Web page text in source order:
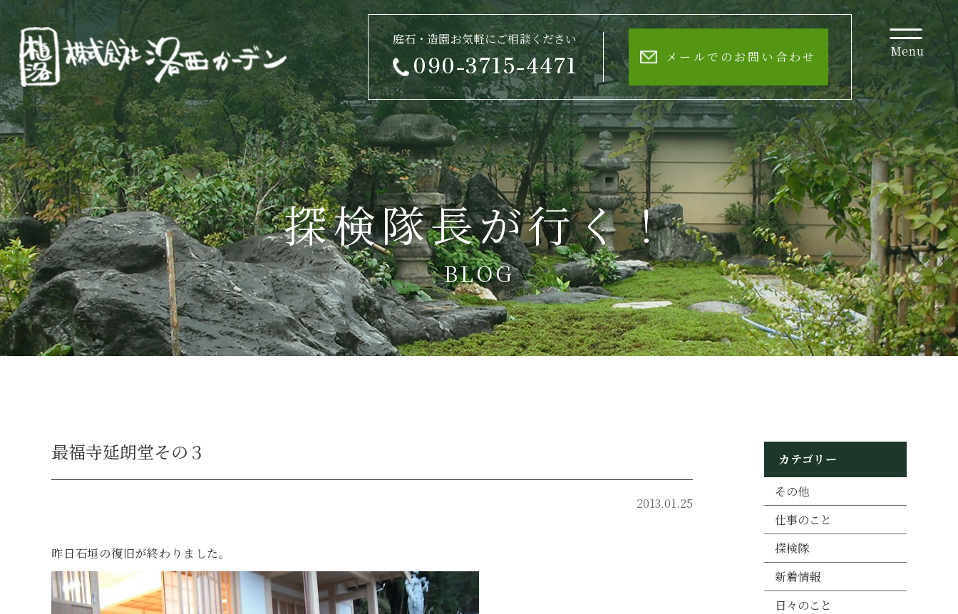
庭石・造園お気軽にご相談ください
090-3715-4471 メールでのお問い合わせ Menu
探検隊長が行く！
BLOG
最福寺延朗堂その３
2013.01.25
昨日石垣の復旧が終わりました。
カテゴリー
その他
仕事のこと
探検隊
新着情報
日々のこと